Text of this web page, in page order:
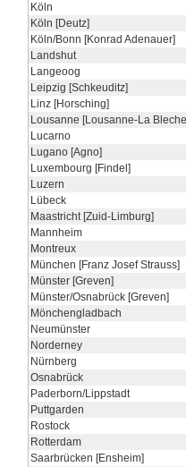
Köln
Köln [Deutz]
Köln/Bonn [Konrad Adenauer]
Landshut
Langeoog
Leipzig [Schkeuditz]
Linz [Horsching]
Lousanne [Lousanne-La
Lucarno
Lugano [Agno]
Luxembourg [Findel]
Luzern
Lübeck
Maastricht [Zuid-Limburg]
Mannheim
Montreux
München [Franz Josef Strauss]
Münster [Greven]
Münster/Osnabrück [Greven]
Mönchengladbach
Neumünster
Norderney
Nürnberg
Osnabrück
Paderborn/Lippstadt
Puttgarden
Rostock
Rotterdam
Saarbrücken [Ensheim]